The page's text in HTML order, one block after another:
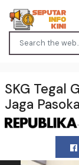
SKG Tegal
Jaga